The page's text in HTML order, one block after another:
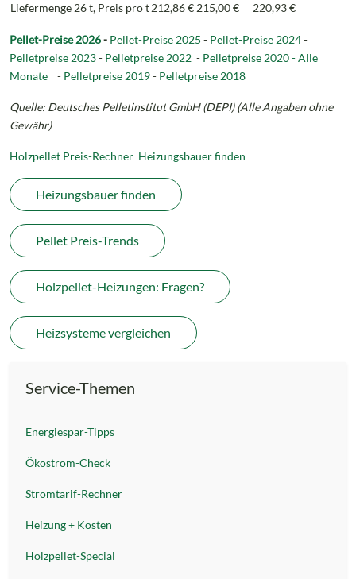
Liefermenge 26 t, Preis pro t212,86 € 215,00 € 220,93 €
Pellet-Preise 2026- Pellet-Preise 2025 - Pellet-Preise 2024-
Pelletpreise 2023- Pelletpreise 2022 - Pelletpreise 2020 - Alle
Monate
- Pelletpreise 2019- Pelletpreise 2018
Quelle: Deutsches Pelletinstitut GmbH (DEPI)(Alle Angaben ohne
Gewähr)
Holzpellet Preis-Rechner Heizungsbauer finden
Heizungsbauer finden
Pellet Preis-Trends
Holzpellet-Heizungen: Fragen?
Heizsysteme vergleichen
Service-Themen
Energiespar-Tipps
Ökostrom-Check
Stromtarif-Rechner
Heizung + Kosten
Holzpellet-Special